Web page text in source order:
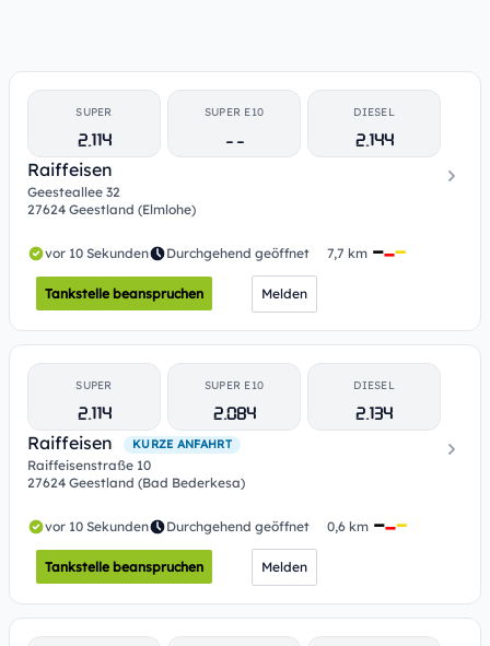
SUPER
2.114
SUPER E10
- -
DIESEL
2.144
Raiffeisen
Geesteallee 32
27624 Geestland (Elmlohe)
vor 10 Sekunden Durchgehend geöffnet 7,7 km
Tankstelle beanspruchen Melden
SUPER
2.114
SUPER E10
2.084
DIESEL
2.134
Raiffeisen
KURZE ANFAHRT
Raiffeisenstraße 10
27624 Geestland (Bad Bederkesa)
vor 10 Sekunden Durchgehend geöffnet 0,6 km
Tankstelle beanspruchen Melden